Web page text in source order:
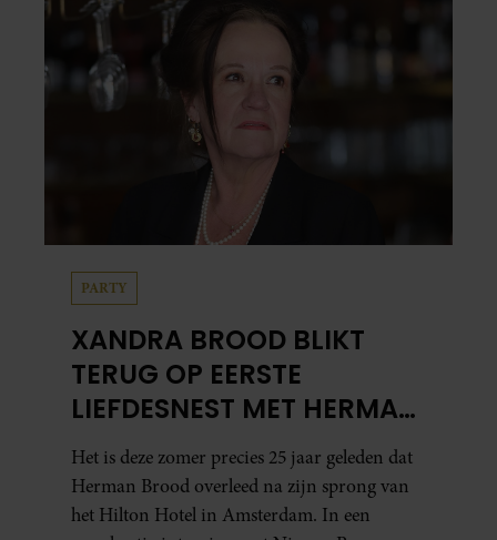
PARTY
XANDRA BROOD BLIKT
TERUG OP EERSTE
LIEFDESNEST MET HERMAN
BROOD: “HIER IS LOLA
GEBOREN”
Het is deze zomer precies 25 jaar geleden dat
Herman Brood overleed na zijn sprong van
het Hilton Hotel in Amsterdam. In een